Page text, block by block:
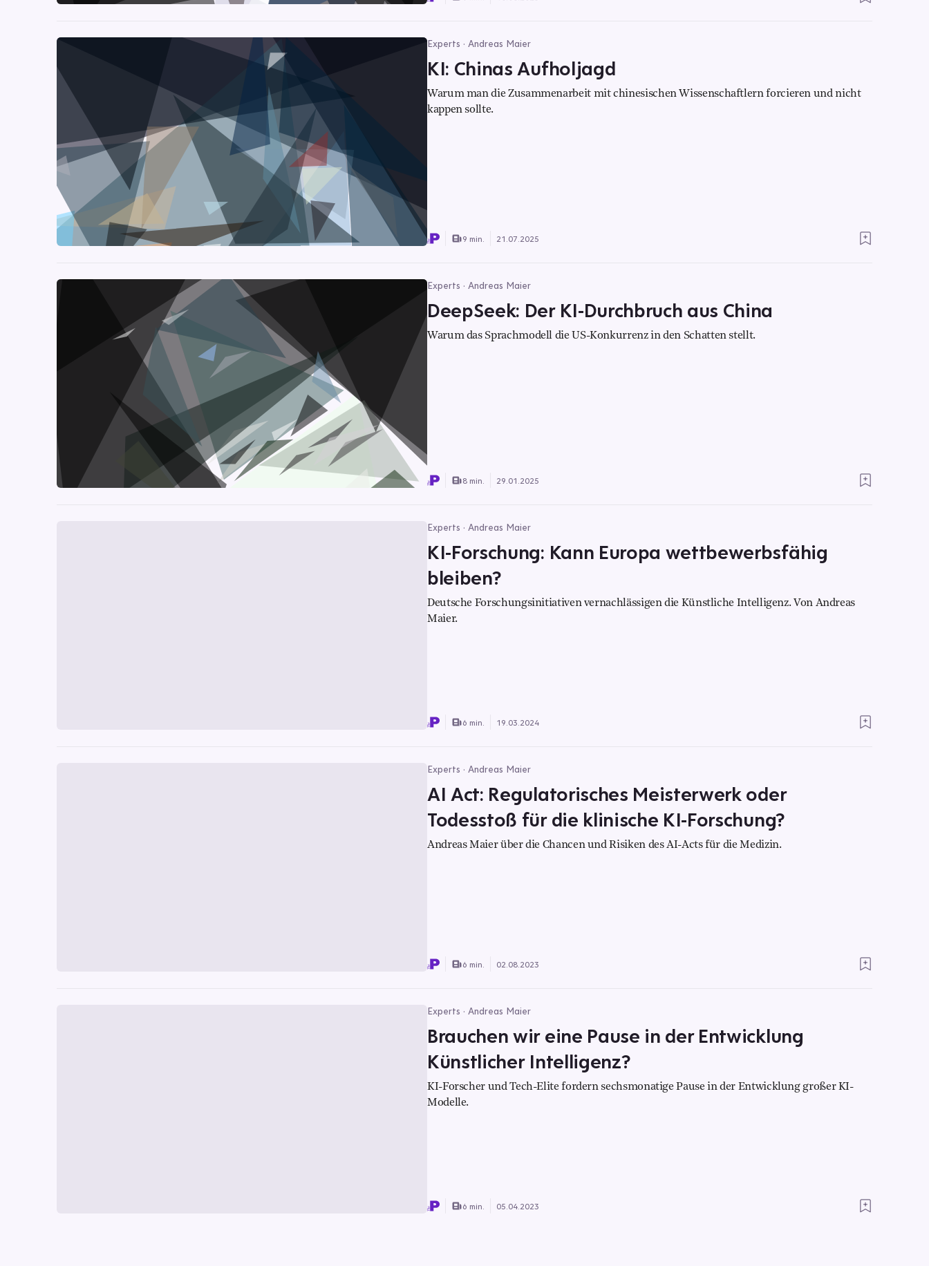
Experts · Andreas Maier
KI: Chinas Aufholjagd
Warum man die Zusammenarbeit mit chinesischen Wissenschaftlern forcieren und nicht
kappen sollte.
9 min. 21.07.2025
Experts · Andreas Maier
DeepSeek: Der KI-Durchbruch aus China
Warum das Sprachmodell die US-Konkurrenz in den Schatten stellt.
8 min. 29.01.2025
Experts · Andreas Maier
KI-Forschung: Kann Europa wettbewerbsfähig
bleiben?
Deutsche Forschungsinitiativen vernachlässigen die Künstliche Intelligenz. Von Andreas
Maier.
6 min. 19.03.2024
Experts · Andreas Maier
AI Act: Regulatorisches Meisterwerk oder
Todesstoß für die klinische KI-Forschung?
Andreas Maier über die Chancen und Risiken des AI-Acts für die Medizin.
6 min. 02.08.2023
Experts · Andreas Maier
Brauchen wir eine Pause in der Entwicklung
Künstlicher Intelligenz?
KI-Forscher und Tech-Elite fordern sechsmonatige Pause in der Entwicklung großer KI-
Modelle.
6 min. 05.04.2023